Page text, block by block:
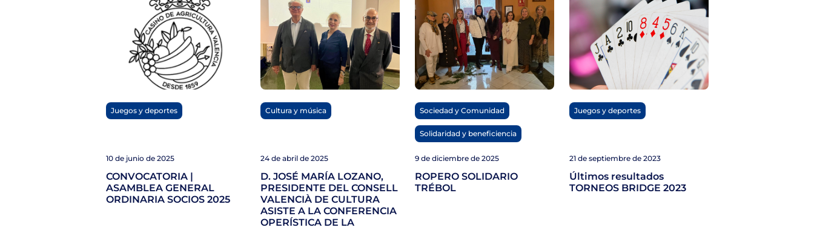
CONVOCATORIA |
ASAMBLEA GENERAL
ORDINARIA SOCIOS 2025
10 de junio de 2025
Juegos y deportes
D. JOSÉ MARÍA LOZANO,
PRESIDENTE DEL CONSELL
VALENCIÀ DE CULTURA
ASISTE A LA CONFERENCIA
OPERÍSTICA DE LA
24 de abril de 2025
Cultura y música
ROPERO SOLIDARIO
TRÉBOL
9 de diciembre de 2025
Sociedad y Comunidad
Solidaridad y beneficiencia
Últimos resultados
TORNEOS BRIDGE 2023
21 de septiembre de 2023
Juegos y deportes